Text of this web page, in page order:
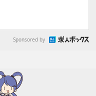
Sponsored by